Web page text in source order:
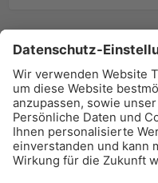
BAU-
Erhalten Sie